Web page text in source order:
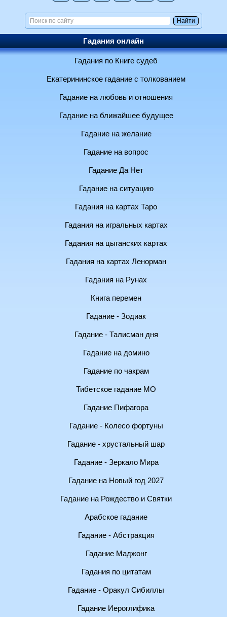
Гадания онлайн
Гадания по Книге судеб
Екатерининское гадание с толкованием
Гадание на любовь и отношения
Гадание на ближайшее будущее
Гадание на желание
Гадание на вопрос
Гадание Да Нет
Гадание на ситуацию
Гадания на картах Таро
Гадания на игральных картах
Гадания на цыганских картах
Гадания на картах Ленорман
Гадания на Рунах
Книга перемен
Гадание - Зодиак
Гадание - Талисман дня
Гадание на домино
Гадание по чакрам
Тибетское гадание МО
Гадание Пифагора
Гадание - Колесо фортуны
Гадание - хрустальный шар
Гадание - Зеркало Мира
Гадание на Новый год 2027
Гадание на Рождество и Святки
Арабское гадание
Гадание - Абстракция
Гадание Маджонг
Гадания по цитатам
Гадание - Оракул Сибиллы
Гадание Иероглифика